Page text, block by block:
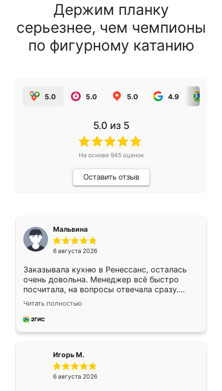
Держим планку
серьезнее, чем чемпионы
по фигурному катанию
5.0 5.0 5.0 4.9
5.0 из 5
На основе 945оценок
Оставить отзыв
Мальвина
6 августа 2026
Заказывала кухню в Ренессанс, осталась
очень довольна. Менеджер всё быстро
посчитала, на вопросы отвечала сразу.
Замерщик приехал в субботу, подошёл к
делу со всей ответственностью. Собрали
за день, ребята работали аккуратно, даже
Читать полностью
Игорь М.
6 августа 2026